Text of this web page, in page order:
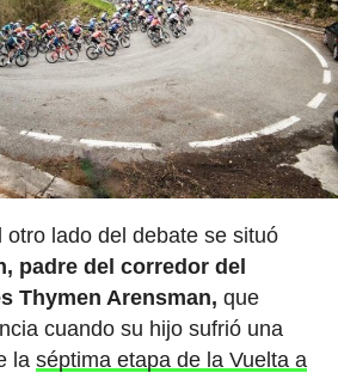
otro lado del debate se situó
padre del corredor del
Thymen Arensman, que
cuando su hijo sufrió una
la séptima etapa de la Vuelta a